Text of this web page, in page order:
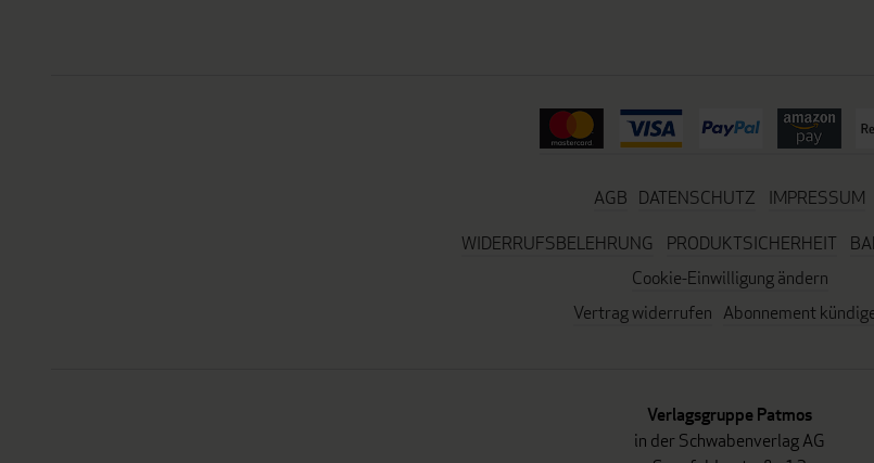
AGB DATENSCHUTZ
IMPRESSUM
WIDERRUFSBELEHRUNG
PRODUKTSICHERHEIT
Cookie-Einwilligung ändern
Vertrag widerrufen Abonnement
Verlagsgruppe Patmos
in der Schwabenverlag AG